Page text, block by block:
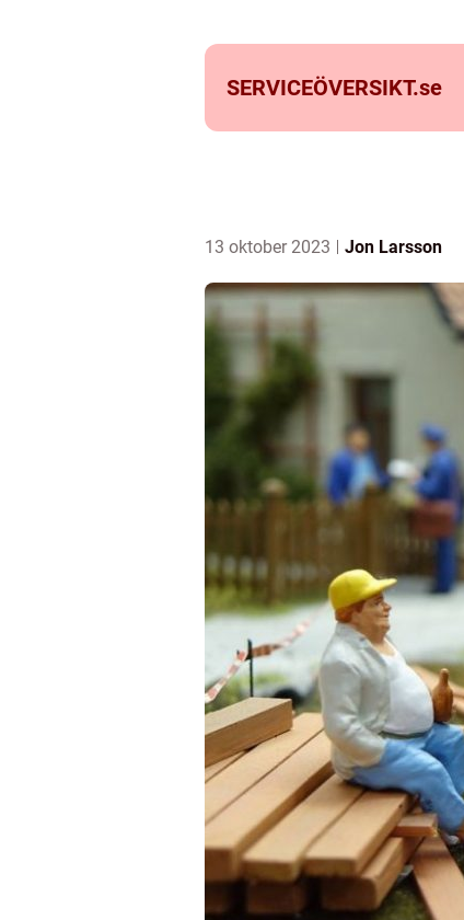
SERVICEÖVERSIKT.se
13 oktober 2023 Jon Larsson